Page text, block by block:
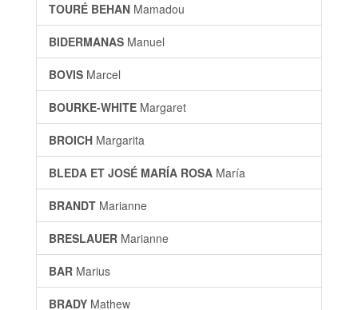
TOURÉ BEHAN Mamadou
BIDERMANAS Manuel
BOVIS Marcel
BOURKE-WHITE Margaret
BROICH Margarita
BLEDA ET JOSÉ MARÍA ROSA María
BRANDT Marianne
BRESLAUER Marianne
BAR Marius
BRADY Mathew